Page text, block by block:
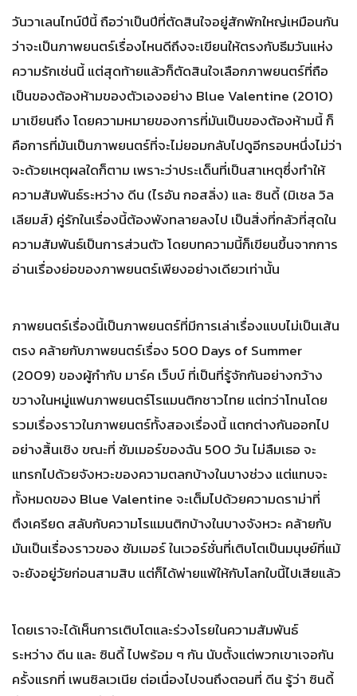
วันวาเลนไทน์ปีนี้ ถือว่าเป็นปีที่ตัดสินใจอยู่สักพักใหญ่เหมือนกัน
ว่าจะเป็นภาพยนตร์เรื่องไหนดีถึงจะเขียนให้ตรงกับธีมวันแห่ง
ความรักเช่นนี้ แต่สุดท้ายแล้วก็ตัดสินใจเลือกภาพยนตร์ที่ถือ
เป็นของต้องห้ามของตัวเองอย่าง Blue Valentine (2010)
มาเขียนถึง โดยความหมายของการที่มันเป็นของต้องห้ามนี้ ก็
คือการที่มันเป็นภาพยนตร์ที่จะไม่ยอมกลับไปดูอีกรอบหนึ่งไม่ว่า
จะด้วยเหตุผลใดก็ตาม เพราะว่าประเด็นที่เป็นสาเหตุซึ่งทำให้
ความสัมพันธ์ระหว่าง ดีน (ไรอัน กอสลิ่ง) และ ซินดี้ (มิเชล วิล
เลียมส์) คู่รักในเรื่องนี้ต้องพังทลายลงไป เป็นสิ่งที่กลัวที่สุดใน
ความสัมพันธ์เป็นการส่วนตัว โดยบทความนี้ก็เขียนขึ้นจากการ
อ่านเรื่องย่อของภาพยนตร์เพียงอย่างเดียวเท่านั้น
ภาพยนตร์เรื่องนี้เป็นภาพยนตร์ที่มีการเล่าเรื่องแบบไม่เป็นเส้น
ตรง คล้ายกับภาพยนตร์เรื่อง 500 Days of Summer
(2009) ของผู้กำกับ มาร์ค เว็บบ์ ที่เป็นที่รู้จักกันอย่างกว้าง
ขวางในหมู่แฟนภาพยนตร์โรแมนติกชาวไทย แต่ทว่าโทนโดย
รวมเรื่องราวในภาพยนตร์ทั้งสองเรื่องนี้ แตกต่างกันออกไป
อย่างสิ้นเชิง ขณะที่ ซัมเมอร์ของฉัน 500 วัน ไม่ลืมเธอ จะ
แทรกไปด้วยจังหวะของความตลกบ้างในบางช่วง แต่แทบจะ
ทั้งหมดของ Blue Valentine จะเต็มไปด้วยความดราม่าที่
ตึงเครียด สลับกับความโรแมนติกบ้างในบางจังหวะ คล้ายกับ
มันเป็นเรื่องราวของ ซัมเมอร์ ในเวอร์ชั่นที่เติบโตเป็นมนุษย์ที่แม้
จะยังอยู่วัยก่อนสามสิบ แต่ก็ได้พ่ายแพ้ให้กับโลกใบนี้ไปเสียแล้ว
โดยเราจะได้เห็นการเติบโตและร่วงโรยในความสัมพันธ์
ระหว่าง ดีน และ ซินดี้ ไปพร้อม ๆ กัน นับตั้งแต่พวกเขาเจอกัน
ครั้งแรกที่ เพนซิลเวเนีย ต่อเนื่องไปจนถึงตอนที่ ดีน รู้ว่า ซินดี้